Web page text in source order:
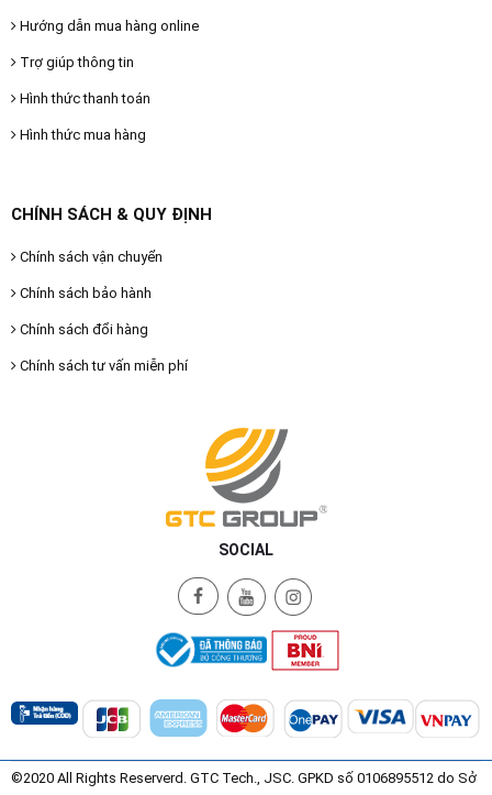
Hướng dẫn mua hàng online
Trợ giúp thông tin
Hình thức thanh toán
Hình thức mua hàng
CHÍNH SÁCH & QUY ĐỊNH
Chính sách vận chuyển
Chính sách bảo hành
Chính sách đổi hàng
Chính sách tư vấn miễn phí
SOCIAL
©2020 All Rights Reserverd. GTC Tech., JSC. GPKD số 0106895512 do Sở